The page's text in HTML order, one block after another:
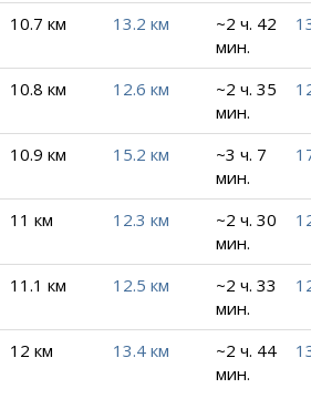
10.7 км 13.2 км
~2 ч. 42
мин.
10.8 км 12.6 км
~2 ч. 35
мин.
10.9 км 15.2 км
~3 ч. 7
мин.
11 км 12.3 км
~2 ч. 30
мин.
11.1 км 12.5 км
~2 ч. 33
мин.
12 км 13.4 км
~2 ч. 44
мин.